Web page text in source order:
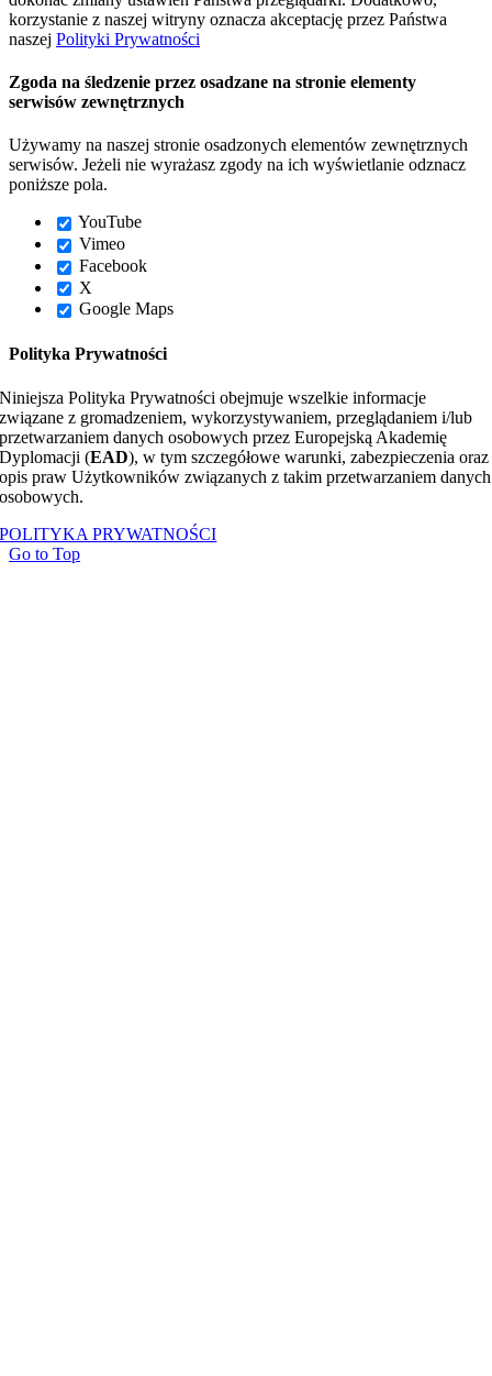
korzystanie z naszej witryny oznacza akceptację przez Państwa
naszej Polityki Prywatności
Zgoda na śledzenie przez osadzane na stronie elementy
serwisów zewnętrznych
Używamy na naszej stronie osadzonych elementów zewnętrznych
serwisów. Jeżeli nie wyrażasz zgody na ich wyświetlanie odznacz
poniższe pola.
YouTube
Vimeo
Facebook
X
Google Maps
Polityka Prywatności
Niniejsza Polityka Prywatności obejmuje wszelkie informacje
związane z gromadzeniem, wykorzystywaniem, przeglądaniem i/lub
przetwarzaniem danych osobowych przez Europejską Akademię
Dyplomacji (EAD), w tym szczegółowe warunki, zabezpieczenia oraz
opis praw Użytkowników związanych z takim przetwarzaniem danych
osobowych.
POLITYKA PRYWATNOŚCI
Go to Top